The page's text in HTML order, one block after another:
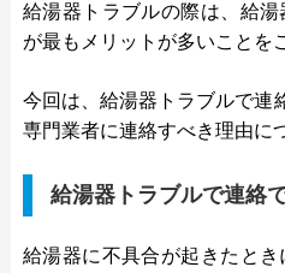
給湯器トラブルの際は、給
が最もメリットが多いことを
今回は、給湯器トラブルで連
専門業者に連絡すべき理由に
給湯器トラブルで連絡
給湯器に不具合が起きたと